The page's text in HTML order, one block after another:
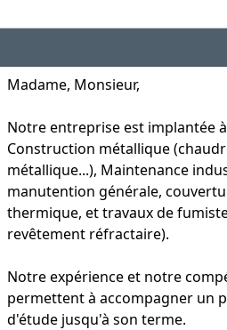
Madame, Monsieur,
Notre entreprise est implantée
Construction métallique
métallique...), Maintenance
manutention générale,
thermique, et travaux de
revêtement réfractaire).
Notre expérience et notre
permettent à accompagner un
d'étude jusqu'à son terme.